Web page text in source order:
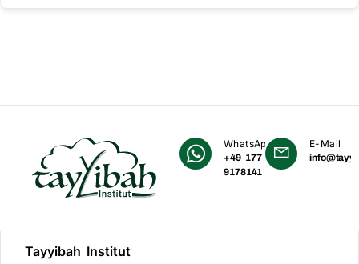
WhatsApp
+49 177
9178141
E-Mail
Tayyibah Institut